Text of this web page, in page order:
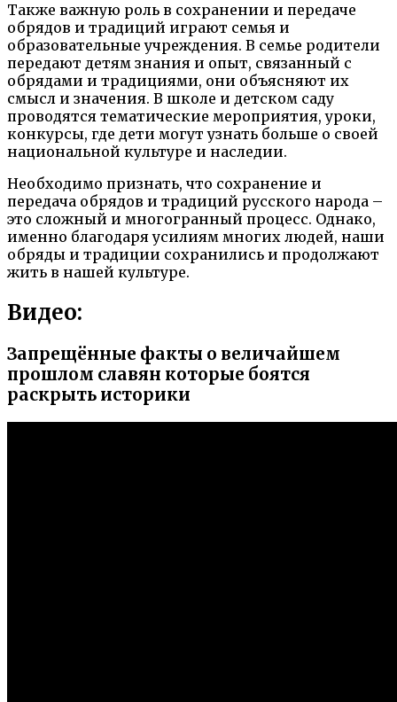
Также важную роль в сохранении и передаче
обрядов и традиций играют семья и
образовательные учреждения. В семье родители
передают детям знания и опыт, связанный с
обрядами и традициями, они объясняют их
смысл и значения. В школе и детском саду
проводятся тематические мероприятия, уроки,
конкурсы, где дети могут узнать больше о своей
национальной культуре и наследии.
Необходимо признать, что сохранение и
передача обрядов и традиций русского народа –
это сложный и многогранный процесс. Однако,
именно благодаря усилиям многих людей, наши
обряды и традиции сохранились и продолжают
жить в нашей культуре.
Видео:
Запрещённые факты о величайшем
прошлом славян которые боятся
раскрыть историки